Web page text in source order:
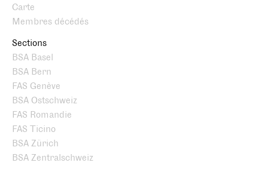
Carte
Membres décédés
Sections
BSA Basel
BSA Bern
FAS Genève
BSA Ostschweiz
FAS Romandie
FAS Ticino
BSA Zürich
BSA Zentralschweiz